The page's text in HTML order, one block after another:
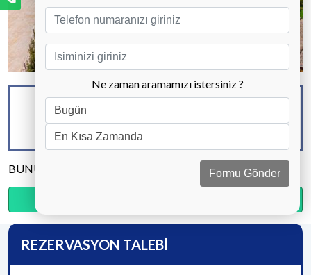
Tüm Fotoğrafları Göster
KAPASİTE
10 KİŞİ
BANYO & WC
5 ADET
YATAK ODASI
BUNU PAYLAŞ
REZERVASYON TALEBİ
Ne zaman aramamızı istersiniz ?
Formu Gönder